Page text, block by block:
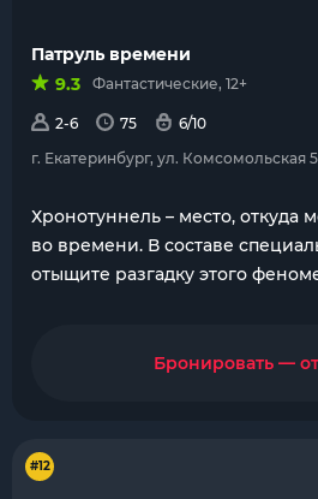
Патруль времени
9.3
Фантастические, 12+
2-6 75
6/10
г. Екатеринбург, ул. Комсомольская
Хронотуннель – место, откуда
во времени. В составе
отыщите разгадку этого
Бронировать —
#12